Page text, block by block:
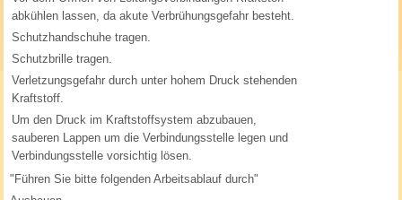
abkühlen lassen, da akute Verbrühungsgefahr besteht.
Schutzhandschuhe tragen.
Schutzbrille tragen.
Verletzungsgefahr durch unter hohem Druck stehenden
Kraftstoff.
Um den Druck im Kraftstoffsystem abzubauen,
sauberen Lappen um die Verbindungsstelle legen und
Verbindungsstelle vorsichtig lösen.
"Führen Sie bitte folgenden Arbeitsablauf durch"